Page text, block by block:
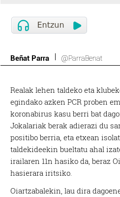
Beñat Parra @ParraBenat
Realak lehen taldeko eta
egindako azken PCR proben
koronabirus kasu berri bat
Jokalariak berak adierazi du
positibo berria, eta etxean
taldekideekin bueltatu ahal
irailaren 11n hasiko da, beraz
hasierara iritsiko.
Oiartzabalekin, lau dira